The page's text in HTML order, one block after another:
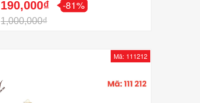
190,000₫
1,000,000₫
-81%
Mã: 111212